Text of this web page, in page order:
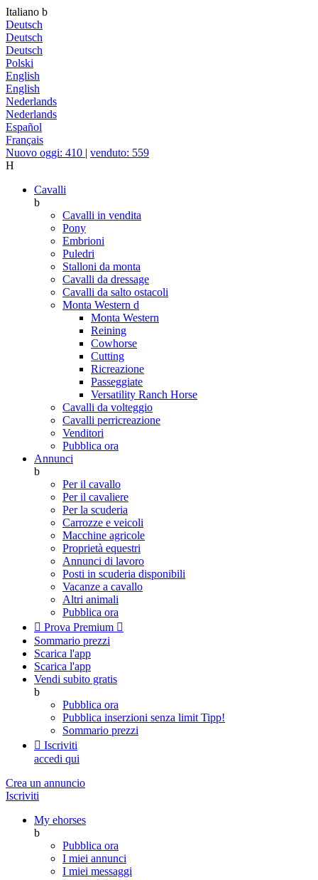
Italiano b
Deutsch
Deutsch
Deutsch
Polski
English
English
Nederlands
Nederlands
Español
Français
Nuovo oggi: 410 | venduto: 559
H
Cavalli
b
Cavalli in vendita
Pony
Embrioni
Puledri
Stalloni da monta
Cavalli da dressage
Cavalli da salto ostacoli
Monta Western d
Monta Western
Reining
Cowhorse
Cutting
Ricreazione
Passeggiate
Versatility Ranch Horse
Cavalli da volteggio
Cavalli perricreazione
Venditori
Pubblica ora
Annunci
b
Per il cavallo
Per il cavaliere
Per la scuderia
Carrozze e veicoli
Macchine agricole
Proprietà equestri
Annunci di lavoro
Posti in scuderia disponibili
Vacanze a cavallo
Altri animali
Pubblica ora
 Prova Premium 
Sommario prezzi
Scarica l'app
Scarica l'app
Vendi subito gratis
b
Pubblica ora
Pubblica inserzioni senza limit Tipp!
Sommario prezzi
 Iscriviti
accedi qui
Crea un annuncio
Iscriviti
My ehorses
b
Pubblica ora
I miei annunci
I miei messaggi